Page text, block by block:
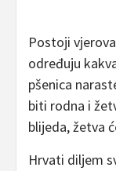
Postoji
određuju
pšenica
biti rodna i
blijeda, žetva
Hrvati diljem